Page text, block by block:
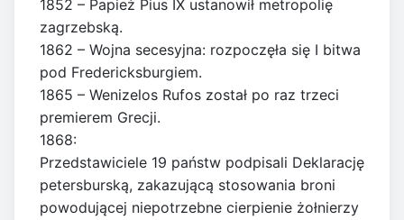
1852 – Papież Pius IX ustanowił metropolię
zagrzebską.
1862 – Wojna secesyjna: rozpoczęła się I bitwa
pod Fredericksburgiem.
1865 – Wenizelos Rufos został po raz trzeci
premierem Grecji.
1868:
Przedstawiciele 19 państw podpisali Deklarację
petersburską, zakazującą stosowania broni
powodującej niepotrzebne cierpienie żołnierzy